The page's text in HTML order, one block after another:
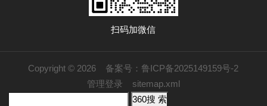
扫码加微信
Copyright © 2026 备案号：鲁ICP备2025149159号-2
管理登录
sitemap.xml